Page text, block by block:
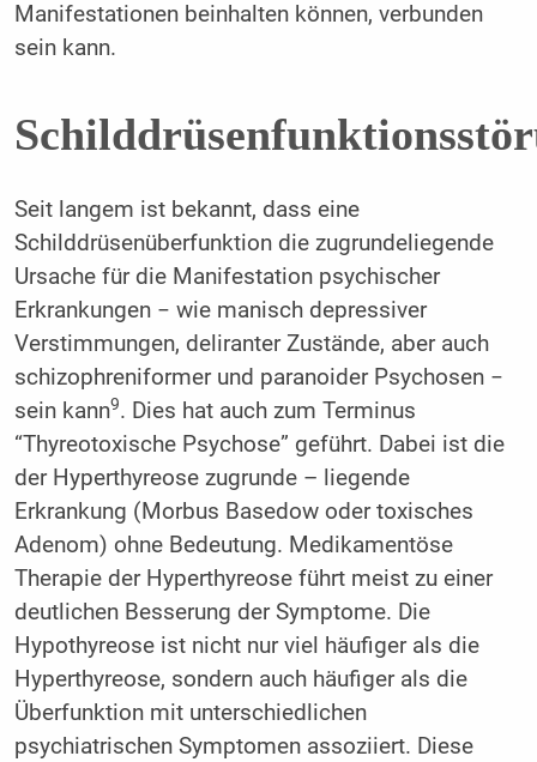
Manifestationen beinhalten können, verbunden
sein kann.
Seit langem ist bekannt, dass eine
Schilddrüsenüberfunktion die zugrundeliegende
Ursache für die Manifestation psychischer
Erkrankungen − wie manisch depressiver
Verstimmungen, deliranter Zustände, aber auch
schizophreniformer und paranoider Psychosen −
sein kann9. Dies hat auch zum Terminus
“Thyreotoxische Psychose” geführt. Dabei ist die
der Hyperthyreose zugrunde – liegende
Erkrankung (Morbus Basedow oder toxisches
Adenom) ohne Bedeutung. Medikamentöse
Therapie der Hyperthyreose führt meist zu einer
deutlichen Besserung der Symptome. Die
Hypothyreose ist nicht nur viel häufiger als die
Hyperthyreose, sondern auch häufiger als die
Überfunktion mit unterschiedlichen
psychiatrischen Symptomen assoziiert. Diese